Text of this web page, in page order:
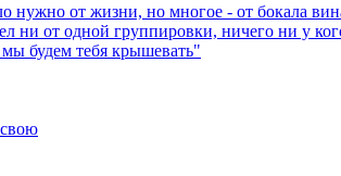
нужно от жизни, но многое - от бокала
одной группировки, ничего ни у
будем тебя крышевать"